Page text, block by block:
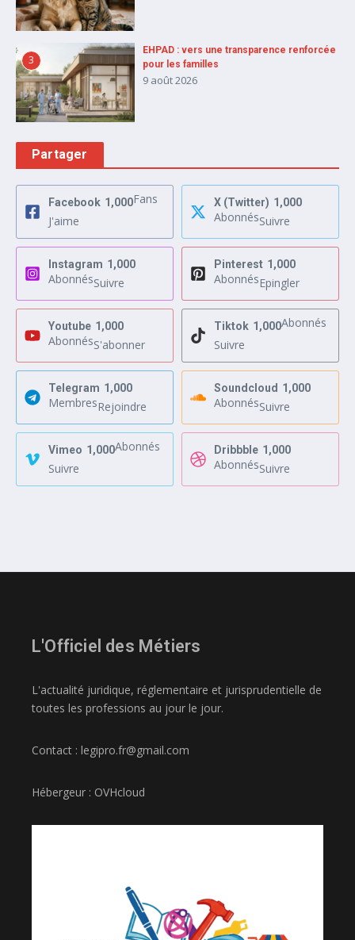
3
EHPAD : vers une transparence renforcée
pour les familles
9 août 2026
Partager
Facebook 1,000Fans
J'aime
X (Twitter) 1,000
AbonnésSuivre
Instagram 1,000
AbonnésSuivre
Pinterest 1,000
AbonnésEpingler
Youtube 1,000
AbonnésS'abonner
Tiktok 1,000Abonnés
Suivre
Telegram 1,000
MembresRejoindre
Soundcloud 1,000
AbonnésSuivre
Vimeo 1,000Abonnés
Suivre
Dribbble 1,000
AbonnésSuivre
L'Officiel des Métiers
L'actualité juridique, réglementaire et jurisprudentielle de
toutes les professions au jour le jour.
Contact : legipro.fr@gmail.com
Hébergeur : OVHcloud